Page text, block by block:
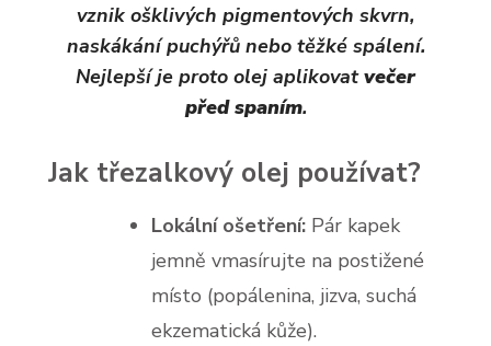
vznik ošklivých pigmentových skvrn,
naskákání puchýřů nebo těžké spálení.
Nejlepší je proto olej aplikovatvečer
před spaním.
Jak třezalkový olej používat?
Lokální ošetření: Pár kapek
jemně vmasírujte na postižené
místo (popálenina, jizva, suchá
ekzematická kůže).